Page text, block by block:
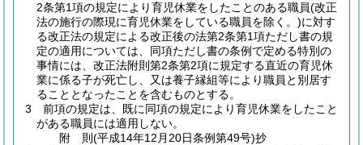
2条第1項の規定により育児休業をしたことのある職員(改正
法の施行の際現に育児休業をしている職員を除く。)に対す
る改正法の規定による改正後の法第2条第1項ただし書の規
定の適用については、同項ただし書の条例で定める特別の
事情には、改正法附則第2条第2項に規定する直近の育児休
業に係る子が死亡し、又は養子縁組等により職員と別居す
ることとなったことを含むものとする。
3
前項の規定は、既に同項の規定により育児休業をしたこと
がある職員には適用しない。
附 則(平成14年12月20日条例第49号)抄